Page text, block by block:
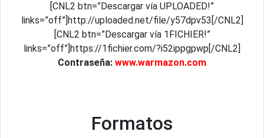
[CNL2 btn=”Descargar vía UPLOADED!”
links=”off”]http://uploaded.net/file/y57dpv53[/CNL2]
[CNL2 btn=”Descargar vía 1FICHIER!”
links=”off”]https://1fichier.com/?i52ippgpwp[/CNL2]
Contraseña: www.warmazon.com
Formatos